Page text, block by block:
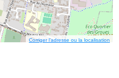
Corriger l’adresse ou la localisation